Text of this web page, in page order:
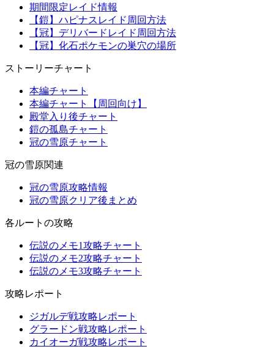
期間限定レイド情報
【鎧】ハピナスレイド周回方法
【冠】デリバードレイド周回方法
【冠】化石ポケモンの巣穴の場所
ストーリーチャート
本編チャート
本編チャート【周回向け】
殿堂入り後チャート
鎧の孤島チャート
冠の雪原チャート
冠の雪原関連
冠の雪原攻略情報
冠の雪原クリア後まとめ
各ルートの攻略
伝説のメモ1攻略チャート
伝説のメモ2攻略チャート
伝説のメモ3攻略チャート
攻略レポート
ジガルデ戦攻略レポート
グラードン戦攻略レポート
カイオーガ戦攻略レポート